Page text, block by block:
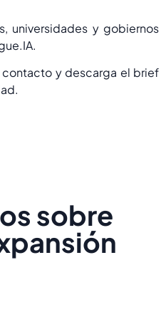
universidades y gobiernos
y descarga el brief
sobre